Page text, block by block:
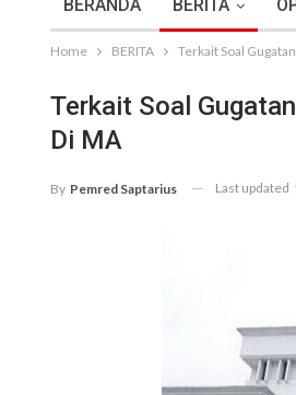
BERANDA BERITA
Home BERITA Terkait Soal
Terkait Soal
Di MA
By Pemred Saptarius Last updated